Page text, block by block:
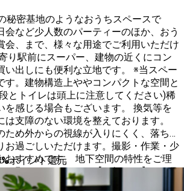
秘密基地のようなおうちスペースで
会など少人数のパーティーのほか、おう
会、まで、様々な用途でご利用いただけ
り駅前にスーパー、建物の近くにコン
い出しにも便利な立地です。 ※当スペー
す。建物構造上ややコンパクトな空間と
とトイレは頭上に注意してください)稀
を感じる場合もございます。 換気等を
支障のない環境を整えております。
ため外からの視線が入りにくく、落ち着
お過ごしいただけます。撮影・作業・少
おすすめです。 地下空間の特性をご理
します✨ 【お知らせ】 ・7月
ちらからお願いいたします。
%ポイント還元